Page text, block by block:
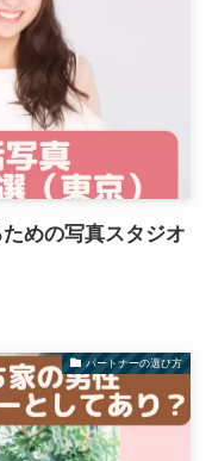
めの写真スタジオ
パートナーの選び方